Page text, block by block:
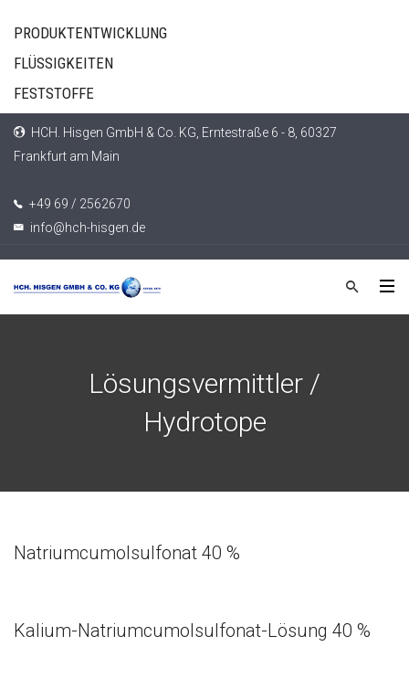
PRODUKTENTWICKLUNG
FLÜSSIGKEITEN
FESTSTOFFE
HCH. Hisgen GmbH & Co. KG, Erntestraße 6 - 8, 60327
Frankfurt am Main
+49 69 / 2562670
info@hch-hisgen.de
Lösungsvermittler /
Hydrotope
Natriumcumolsulfonat 40 %
Kalium-Natriumcumolsulfonat-Lösung 40 %